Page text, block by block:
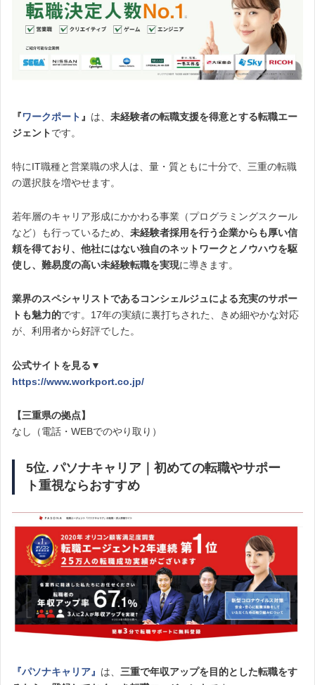
『ワークポート 』 は、 未経験者の転職支援を得意とする転職エー
ジェントです。
特にIT職種と営業職の求人は、量・質ともに十分で、三重の転職
の選択肢を増やせます。
若年層のキャリア形成にかかわる事業（プログラミングスクール
など）も行っているため、 未経験者採用を行う企業からも厚い信
頼を得ており、 他社にはない独自のネットワークとノウハウを駆
使し、難易度の高い未経験転職を実現に導きます。
業界のスペシャリストであるコンシェルジュによる充実のサポー
トも魅力的です。17年の実績に裏打ちされた、きめ細やかな対応
が、利用者から好評でした。
公式サイトを見る▼
https://www.workport.co.jp/
【三重県の拠点】
なし（電話・WEBでのやり取り）
5位. パソナキャリア｜初めての転職やサポー
ト重視ならおすすめ
『パソナキャリア』 は、 三重で年収アップを目的とした転職をす